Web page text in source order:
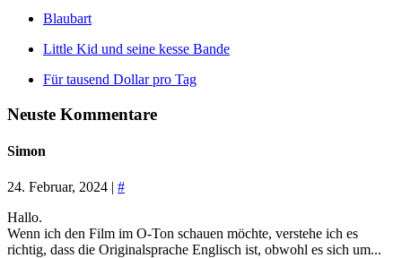
Blaubart
Little Kid und seine kesse Bande
Für tausend Dollar pro Tag
Neuste Kommentare
Simon
24. Februar, 2024 | #
Hallo.
Wenn ich den Film im O-Ton schauen möchte, verstehe ich es
richtig, dass die Originalsprache Englisch ist, obwohl es sich um...